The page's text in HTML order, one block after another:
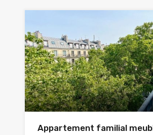
Appartement familial